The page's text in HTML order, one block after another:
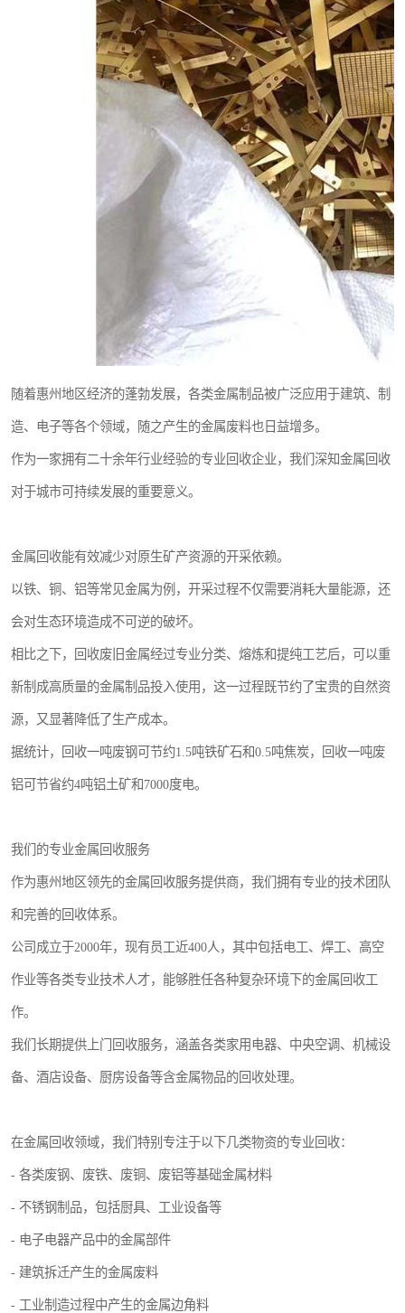
随着惠州地区经济的蓬勃发展，各类金属制品被广泛应用于建筑、制
造、电子等各个领域，随之产生的金属废料也日益增多。
作为一家拥有二十余年行业经验的专业回收企业，我们深知金属回收
对于城市可持续发展的重要意义。
金属回收能有效减少对原生矿产资源的开采依赖。
以铁、铜、铝等常见金属为例，开采过程不仅需要消耗大量能源，还
会对生态环境造成不可逆的破坏。
相比之下，回收废旧金属经过专业分类、熔炼和提纯工艺后，可以重
新制成高质量的金属制品投入使用，这一过程既节约了宝贵的自然资
源，又显著降低了生产成本。
据统计，回收一吨废钢可节约1.5吨铁矿石和0.5吨焦炭，回收一吨废
铝可节省约4吨铝土矿和7000度电。
我们的专业金属回收服务
作为惠州地区领先的金属回收服务提供商，我们拥有专业的技术团队
和完善的回收体系。
公司成立于2000年，现有员工近400人，其中包括电工、焊工、高空
作业等各类专业技术人才，能够胜任各种复杂环境下的金属回收工
作。
我们长期提供上门回收服务，涵盖各类家用电器、中央空调、机械设
备、酒店设备、厨房设备等含金属物品的回收处理。
在金属回收领域，我们特别专注于以下几类物资的专业回收：
- 各类废钢、废铁、废铜、废铝等基础金属材料
- 不锈钢制品，包括厨具、工业设备等
- 电子电器产品中的金属部件
- 建筑拆迁产生的金属废料
- 工业制造过程中产生的金属边角料